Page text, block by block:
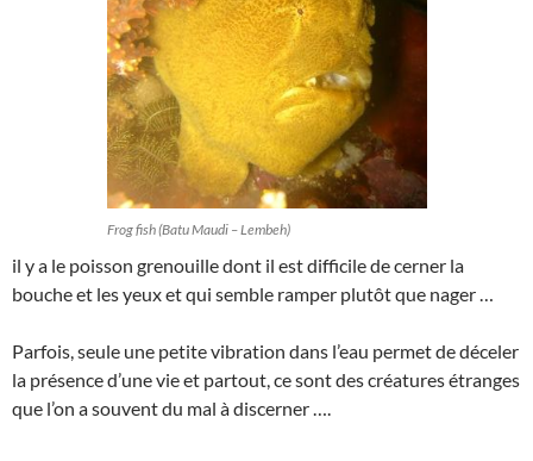
Frog fish (Batu Maudi – Lembeh)
il y a le poisson grenouille dont il est difficile de cerner la
bouche et les yeux et qui semble ramper plutôt que nager …
Parfois, seule une petite vibration dans l’eau permet de déceler
la présence d’une vie et partout, ce sont des créatures étranges
que l’on a souvent du mal à discerner ….